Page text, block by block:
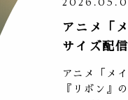
アニメ「
サイズ配
アニメ「メ
『リボン』